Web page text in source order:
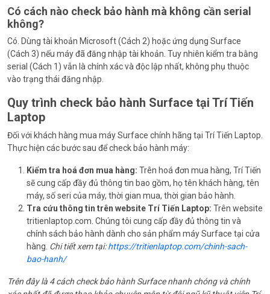
Có cách nào check bảo hành mà không cần serial
không?
Có. Dùng tài khoản Microsoft (Cách 2) hoặc ứng dụng Surface
(Cách 3) nếu máy đã đăng nhập tài khoản. Tuy nhiên kiểm tra bằng
serial (Cách 1) vẫn là chính xác và độc lập nhất, không phụ thuộc
vào trạng thái đăng nhập.
Quy trình check bảo hành Surface tại Trí Tiến
Laptop
Đối với khách hàng mua máy Surface chính hãng tại Trí Tiến Laptop.
Thực hiện các bước sau để check bảo hành máy:
Kiểm tra hoá đơn mua hàng: Trên hoá đơn mua hàng, Trí Tiến
sẽ cung cấp đầy đủ thông tin bao gồm, họ tên khách hàng, tên
máy, số seri của máy, thời gian mua, thời gian bảo hành.
Tra cứu thông tin trên website Trí Tiến Laptop: Trên website
tritienlaptop.com. Chúng tôi cung cấp đầy đủ thông tin và
chính sách bảo hành dành cho sản phẩm máy Surface tại cửa
hàng. Chi tiết xem tại:https://tritienlaptop.com/chinh-sach-
bao-hanh/
Trên đây là 4 cách check bảo hành Surface nhanh chóng và chính